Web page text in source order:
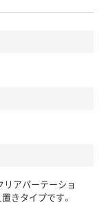
アパーテーショ
きタイプです。